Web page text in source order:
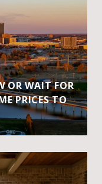
OR WAIT FOR
PRICES TO